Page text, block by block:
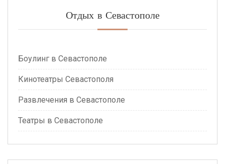
Отдых в Севастополе
Боулинг в Севастополе
Кинотеатры Севастополя
Развлечения в Севастополе
Театры в Севастополе